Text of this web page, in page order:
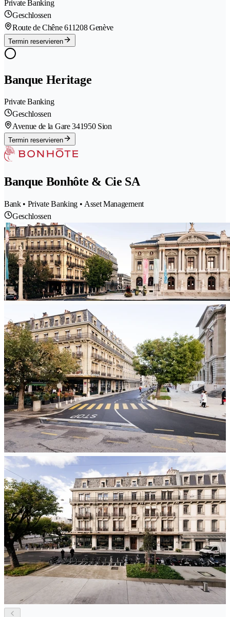
Private Banking
Geschlossen
Route de Chêne 611208 Genève
Termin reservieren
Banque Heritage
Private Banking
Geschlossen
Avenue de la Gare 341950 Sion
Termin reservieren
Banque Bonhôte & Cie SA
Bank • Private Banking • Asset Management
Geschlossen